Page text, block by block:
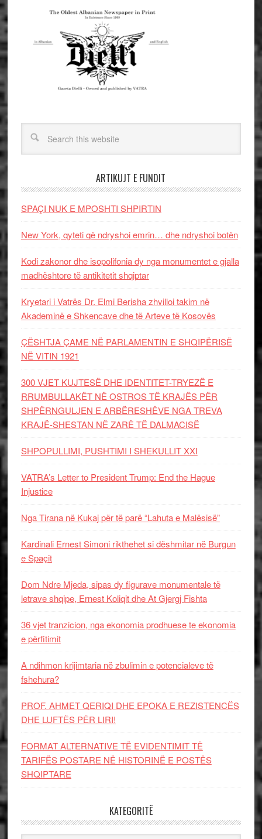
ARTIKUJT E FUNDIT
SPAÇI NUK E MPOSHTI SHPIRTIN
New York, qyteti që ndryshoi emrin… dhe ndryshoi botën
Kodi zakonor dhe isopolifonia dy nga monumentet e gjalla
madhështore të antikitetit shqiptar
Kryetari i Vatrës Dr. Elmi Berisha zhvilloi takim në
Akademinë e Shkencave dhe të Arteve të Kosovës
ÇËSHTJA ÇAME NË PARLAMENTIN E SHQIPËRISË
NË VITIN 1921
300 VJET KUJTESË DHE IDENTITET-TRYEZË E
RRUMBULLAKËT NË OSTROS TË KRAJËS PËR
SHPËRNGULJEN E ARBËRESHËVE NGA TREVA
KRAJË-SHESTAN NË ZARË TË DALMACISË
SHPOPULLIMI, PUSHTIMI I SHEKULLIT XXI
VATRA’s Letter to President Trump: End the Hague
Injustice
Nga Tirana në Kukaj për të parë “Lahuta e Malësisë”
Kardinali Ernest Simoni rikthehet si dëshmitar në Burgun
e Spaçit
Dom Ndre Mjeda, sipas dy figurave monumentale të
letrave shqipe, Ernest Koliqit dhe At Gjergj Fishta
36 vjet tranzicion, nga ekonomia prodhuese te ekonomia
e përfitimit
A ndihmon krijimtaria në zbulimin e potencialeve të
fshehura?
PROF. AHMET QERIQI DHE EPOKA E REZISTENCЁS
DHE LUFTЁS PЁR LIRI!
FORMAT ALTERNATIVE TË EVIDENTIMIT TË
TARIFËS POSTARE NË HISTORINË E POSTËS
SHQIPTARE
KATEGORITË